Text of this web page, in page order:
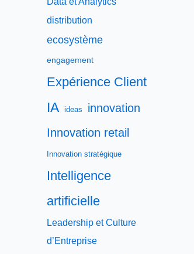
distribution
ecosystème
engagement
Expérience Client
IA ideas
innovation
Innovation retail
Innovation stratégique
Intelligence
artificielle
Leadership et Culture
d’Entreprise